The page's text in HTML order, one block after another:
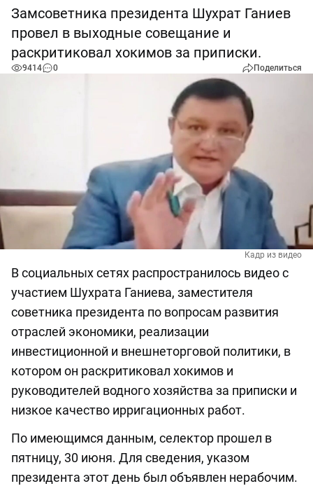
Замсоветника президента Шухрат Ганиев
провел в выходные совещание и
раскритиковал хокимов за приписки.
9414 0 Поделиться
Кадр из видео
В социальных сетях распространилось видео с
участием Шухрата Ганиева, заместителя
советника президента по вопросам развития
отраслей экономики, реализации
инвестиционной и внешнеторговой политики, в
котором он раскритиковал хокимов и
руководителей водного хозяйства за приписки и
низкое качество ирригационных работ.
По имеющимся данным, селектор прошел в
пятницу, 30 июня. Для сведения, указом
президента этот день был объявлен нерабочим.